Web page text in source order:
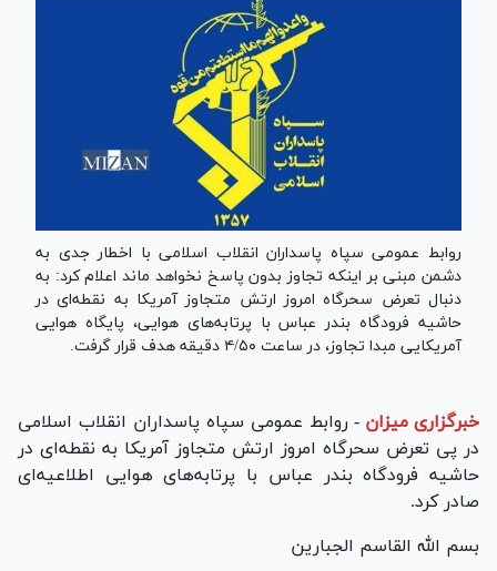
روابط عمومی سپاه پاسداران انقلاب اسلامی با اخطار جدی به
دشمن مبنی بر اینکه تجاوز بدون پاسخ نخواهد ماند اعلام کرد: به
دنبال تعرض سحرگاه امروز ارتش متجاوز آمریکا به نقطه‌ای در
حاشیه فرودگاه بندر عباس با پرتابه‌های هوایی، پایگاه هوایی
آمریکایی مبدا تجاوز، در ساعت ۴/۵۰ دقیقه هدف قرار گرفت.
خبرگزاری میزان - روابط عمومی سپاه پاسداران انقلاب اسلامی
در پی تعرض سحرگاه امروز ارتش متجاوز آمریکا به نقطه‌ای در
حاشیه فرودگاه بندر عباس با پرتابه‌های هوایی اطلاعیه‌ای
صادر کرد.
بسم الله القاسم الجبارین